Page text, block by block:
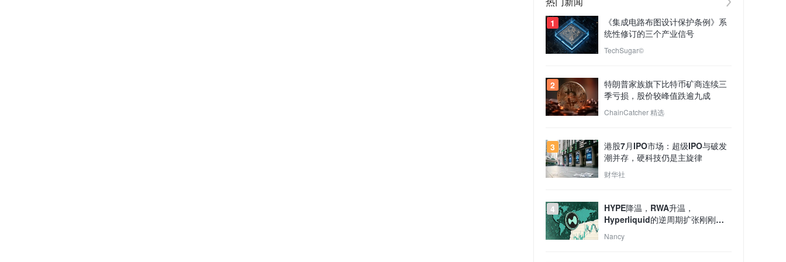
1
《集成电路布图设计保护条例》系
统性修订的三个产业信号
TechSugar©
2
特朗普家族旗下比特币矿商连续三
季亏损，股价较峰值跌逾九成
ChainCatcher 精选
3
港股7月IPO市场：超级IPO与破发
潮并存，硬科技仍是主旋律
财华社
4
HYPE降温，RWA升温，
Hyperliquid的逆周期扩张刚刚开
始？
Nancy